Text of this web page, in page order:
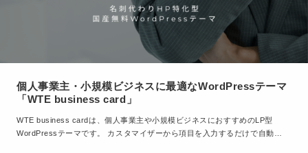
個人事業主・小規模ビジネスに最適なWordPressテーマ
「WTE business card」
WTE business cardは、個人事業主や小規模ビジネスにおすすめのLP型
WordPressテーマです。 カスタマイザーから項目を入力するだけで自動…